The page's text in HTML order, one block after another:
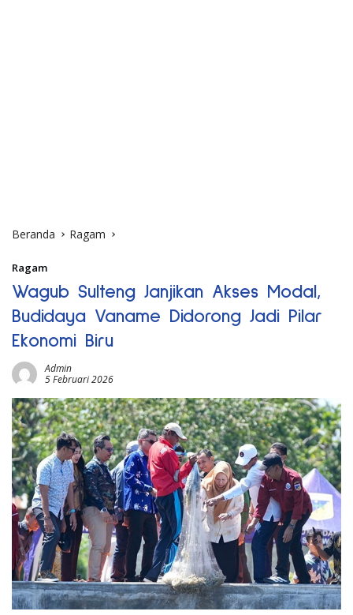
Beranda Ragam
Ragam
Wagub Sulteng Janjikan Akses Modal,
Budidaya Vaname Didorong Jadi Pilar
Ekonomi Biru
Admin
5 Februari 2026